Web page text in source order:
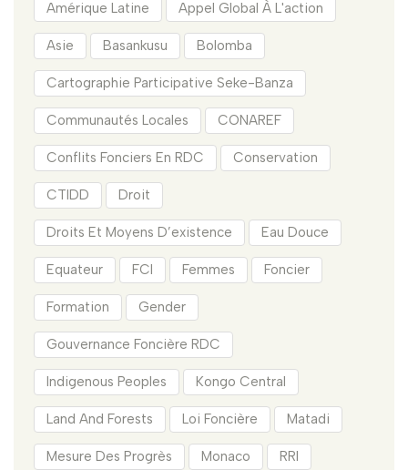
Amérique Latine Appel Global À L'action
Asie Basankusu Bolomba
Cartographie Participative Seke-Banza
Communautés Locales CONAREF
Conflits Fonciers En RDC Conservation
CTIDD Droit
Droits Et Moyens D’existence Eau Douce
Equateur FCI Femmes Foncier
Formation Gender
Gouvernance Foncière RDC
Indigenous Peoples Kongo Central
Land And Forests Loi Foncière Matadi
Mesure Des Progrès Monaco RRI